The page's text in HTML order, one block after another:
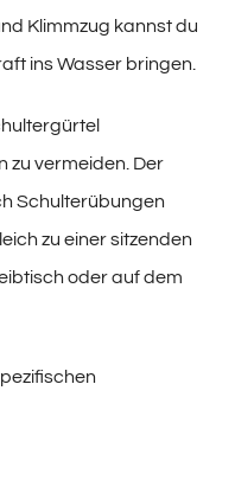
Klimmzug kannst du
ins Wasser bringen.
zu vermeiden. Der
Schulterübungen
zu einer sitzenden
oder auf dem